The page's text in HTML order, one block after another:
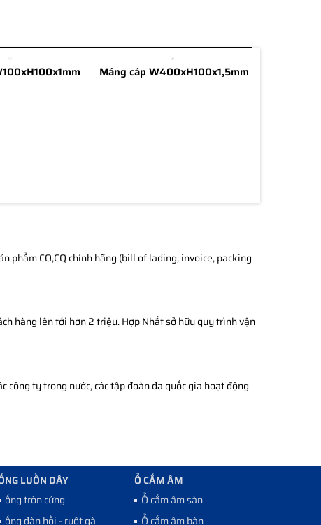
Máng cáp W400xH100x1,5mm
phẩm CO,CQ chính hãng (bill of lading, invoice, packing
hàng lên tới hơn 2 triệu. Hợp Nhất sở hữu quy trình vận
công ty trong nước, các tập đoàn đa quốc gia hoạt động
LUỒN DÂY
ống tròn cứng
ống đàn hồi - ruột gà
Ổ CẮM ÂM
Ổ cắm âm sàn
Ổ cắm âm bàn